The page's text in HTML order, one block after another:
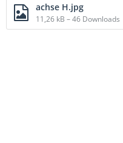
achse H.jpg
11,26 kB – 46 Downloads